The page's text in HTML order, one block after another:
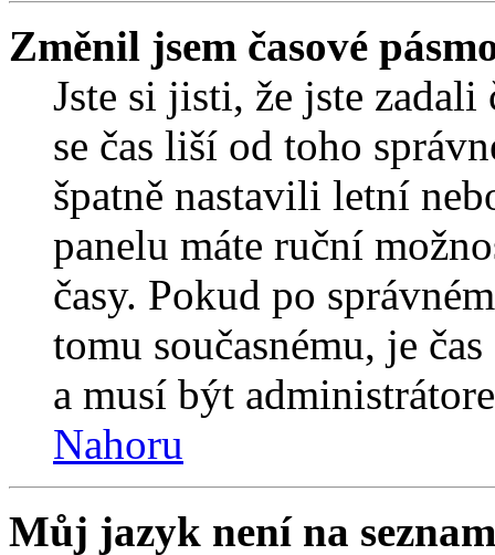
Změnil jsem časové
Jste si jisti, že jste zadali
se čas liší od toho
špatně nastavili letní
panelu máte ruční
časy. Pokud po
tomu současnému, je
a musí být
Nahoru
Můj jazyk není na